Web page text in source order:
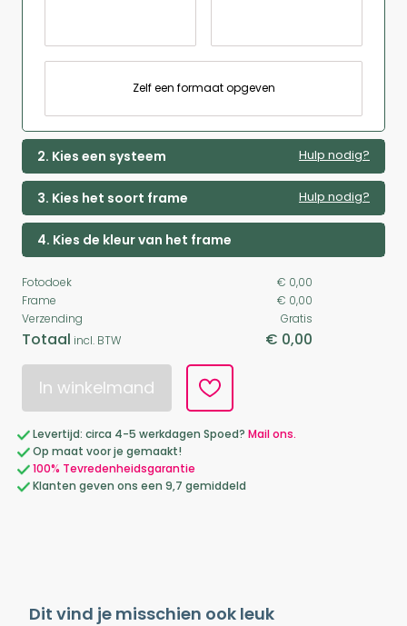
Zelf een formaat opgeven
2. Kies een systeem Hulp nodig?
3. Kies het soort frame Hulp nodig?
4. Kies de kleur van het frame
Fotodoek
€ 0,00
Frame
€ 0,00
Verzending
Gratis
Totaal incl. BTW € 0,00
In winkelmand
Levertijd: circa 4-5 werkdagen Spoed? Mail ons.
Op maat voor je gemaakt!
100% Tevredenheidsgarantie
Klanten geven ons een 9,7 gemiddeld
Dit vind je misschien ook leuk